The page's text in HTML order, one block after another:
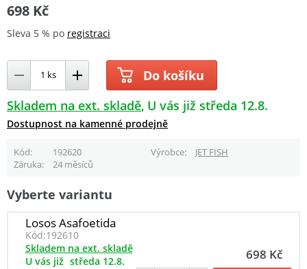
698 Kč
Sleva 5 % po registraci
Do košíku
Skladem na ext. skladě U vás již středa 12.8.
Dostupnost na kamenné prodejně
Kód 192620 Výrobce
JET FISH
Záruka
24 měsíců
Vyberte variantu
Losos Asafoetida
Kód:192610
698 Kč
Skladem na ext. skladě
U vás již středa 12.8.